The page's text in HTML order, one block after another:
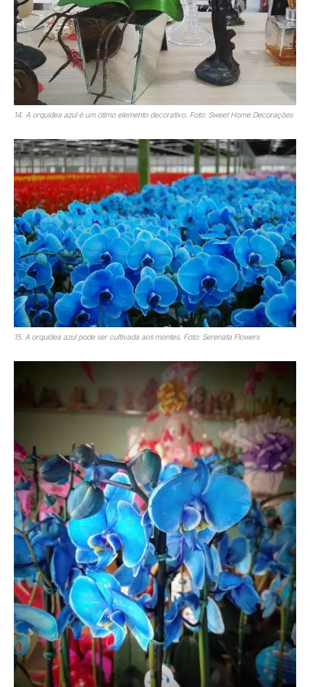
14. A orquídea azul é um ótimo elemento decorativo. Foto: Sweet Home Decorações
15. A orquídea azul pode ser cultivada aos montes. Foto: Serenata Flowers